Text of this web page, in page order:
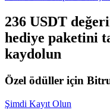
236 USDT
hediye paketini
kaydolun
Özel ödüller için
Şimdi Kayıt Olun